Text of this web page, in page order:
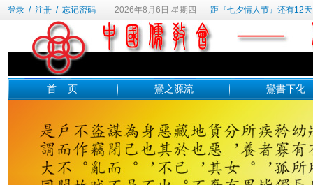
登录/ 注册/ 忘记密码 2026年8月6日 星期四 距『七夕情人节』还有12天
首 页 鸞之源流 鸞書下化